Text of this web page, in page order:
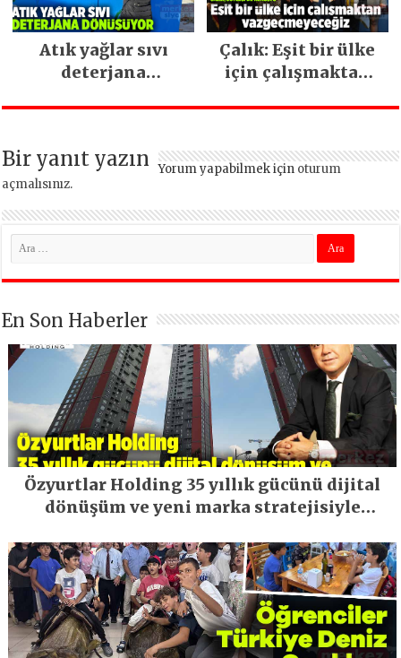
Atık yağlar sıvı
deterjana
Çalık: Eşit bir ülke
için çalışmaktan
Bir yanıt yazın Yorum yapabilmek için oturum
açmalısınız.
En Son Haberler
Özyurtlar Holding 35 yıllık gücünü dijital
dönüşüm ve yeni marka stratejisiyle